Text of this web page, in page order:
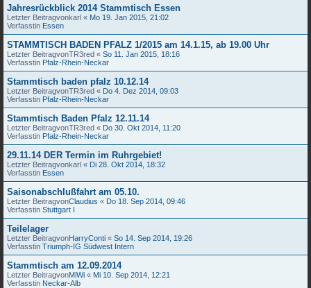
Jahresrückblick 2014 Stammtisch Essen
Letzter Beitragvonkarl « Mo 19. Jan 2015, 21:02
Verfasstin Essen
STAMMTISCH BADEN PFALZ 1/2015 am 14.1.15, ab 19.00 Uhr
Letzter BeitragvonTR3red « So 11. Jan 2015, 18:16
Verfasstin Pfalz-Rhein-Neckar
Stammtisch baden pfalz 10.12.14
Letzter BeitragvonTR3red « Do 4. Dez 2014, 09:03
Verfasstin Pfalz-Rhein-Neckar
Stammtisch Baden Pfalz 12.11.14
Letzter BeitragvonTR3red « Do 30. Okt 2014, 11:20
Verfasstin Pfalz-Rhein-Neckar
29.11.14 DER Termin im Ruhrgebiet!
Letzter Beitragvonkarl « Di 28. Okt 2014, 18:32
Verfasstin Essen
Saisonabschlußfahrt am 05.10.
Letzter BeitragvonClaudius « Do 18. Sep 2014, 09:46
Verfasstin Stuttgart I
Teilelager
Letzter BeitragvonHarryConti « So 14. Sep 2014, 19:26
Verfasstin Triumph-IG Südwest Intern
Stammtisch am 12.09.2014
Letzter BeitragvonMiWi « Mi 10. Sep 2014, 12:21
Verfasstin Neckar-Alb